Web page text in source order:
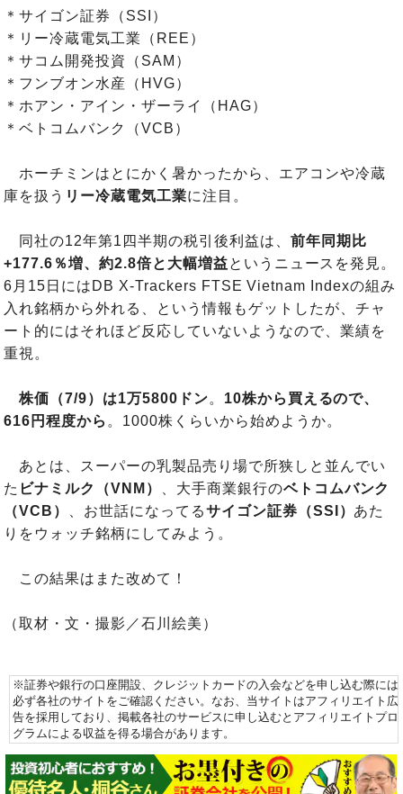
＊サイゴン証券（SSI）
＊リー冷蔵電気工業（REE）
＊サコム開発投資（SAM）
＊フンブオン水産（HVG）
＊ホアン・アイン・ザーライ（HAG）
＊ベトコムバンク（VCB）
ホーチミンはとにかく暑かったから、エアコンや冷蔵
庫を扱う リー冷蔵電気工業に注目。
同社の12年第1四半期の税引後利益は、 前年同期比
+177.6％増、約2.8倍と大幅増益というニュースを発見。
6月15日にはDB X-Trackers FTSE Vietnam Indexの組み
入れ銘柄から外れる、という情報もゲットしたが、チャ
ート的にはそれほど反応していないようなので、業績を
重視。
株価（7/9）は1万5800ドン。 10株から買えるので、
616円程度から 。1000株くらいから始めようか。
あとは、スーパーの乳製品売り場で所狭しと並んでい
た ビナミルク（VNM） 、大手商業銀行のベトコムバンク
（VCB）
、お世話になってるサイゴン証券（SSI） あた
りをウォッチ銘柄にしてみよう。
この結果はまた改めて！
（取材・文・撮影／石川絵美）
※証券や銀行の口座開設、クレジットカードの入会などを申し込む際には
必ず各社のサイトをご確認ください。なお、当サイトはアフィリエイト広
告を採用しており、掲載各社のサービスに申し込むとアフィリエイトプロ
グラムによる収益を得る場合があります。